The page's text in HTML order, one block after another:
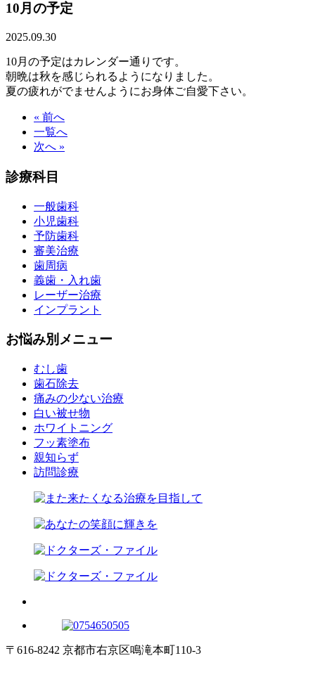
10月の予定
2025.09.30
10月の予定はカレンダー通りです。
朝晩は秋を感じられるようになりました。
夏の疲れがでませんようにお身体ご自愛下さい。
« 前へ
一覧へ
次へ »
診療科目
一般歯科
小児歯科
予防歯科
審美治療
歯周病
義歯・入れ歯
レーザー治療
インプラント
お悩み別メニュー
むし歯
歯石除去
痛みの少ない治療
白い被せ物
ホワイトニング
フッ素塗布
親知らず
訪問診療
〒616-8242 京都市右京区鳴滝本町110-3